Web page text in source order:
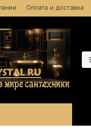
Оплата и доставка